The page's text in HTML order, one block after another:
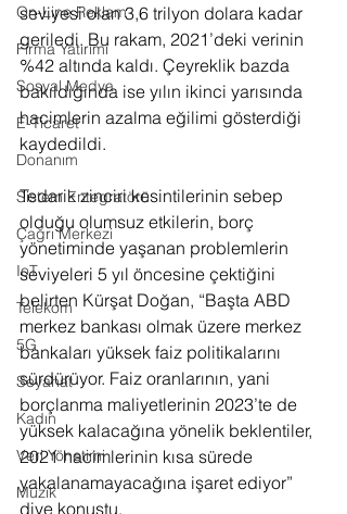
On-Line Reklam
Firma Yatırımı
Sosyal Medya
E-Ticaret
Donanım
Sistem Entegratörü
Çağrı Merkezi
IoT
Telekom
5G
Seyahat
Kadın
Veri Yönetimi
Müzik
seviyesi olan 3,6 trilyon dolara kadar
geriledi. Bu rakam, 2021’deki verinin
%42 altında kaldı. Çeyreklik bazda
bakıldığında ise yılın ikinci yarısında
hacimlerin azalma eğilimi gösterdiği
kaydedildi.
Tedarik zinciri kesintilerinin sebep
olduğu olumsuz etkilerin, borç
yönetiminde yaşanan problemlerin
seviyeleri 5 yıl öncesine çektiğini
belirten Kürşat Doğan, “Başta ABD
merkez bankası olmak üzere merkez
bankaları yüksek faiz politikalarını
sürdürüyor. Faiz oranlarının, yani
borçlanma maliyetlerinin 2023’te de
yüksek kalacağına yönelik beklentiler,
2021 hacimlerinin kısa sürede
yakalanamayacağına işaret ediyor”
diye konuştu.